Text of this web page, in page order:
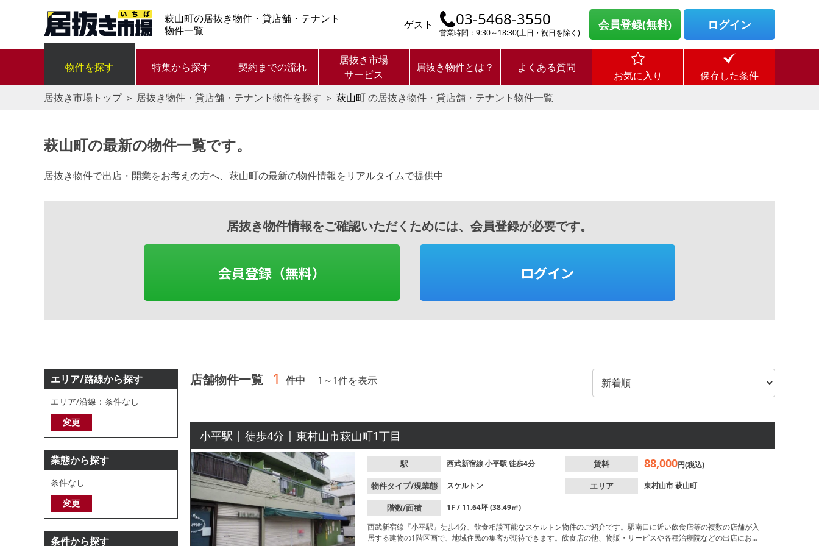
萩山町の居抜き物件・貸店舗・テナント
物件一覧
ゲスト 03-5468-3550
営業時間：9:30～18:30(土日・祝日を除く)
会員登録(無料) ログイン
物件を探す 特集から探す 契約までの流れ
居抜き市場
サービス
居抜き物件とは？ よくある質問
お気に入り
保存した条件
居抜き市場トップ＞ 居抜き物件・貸店舗・テナント物件を探す ＞ 萩山町の居抜き物件・貸店舗・テナント物件一覧
萩山町の最新の物件一覧です。
居抜き物件で出店・開業をお考えの方へ、萩山町の最新の物件情報をリアルタイムで提供中
居抜き物件情報をご確認いただくためには、会員登録が必要です。
会員登録（無料） ログイン
エリア/路線から探す
エリア/沿線：条件なし
変更
業態から探す
条件なし
変更
条件から探す
店舗物件一覧 1 件中 1 ～1件を表示
小平駅 | 徒歩4分 | 東村山市萩山町1丁目
駅 西武新宿線小平駅徒歩4分 賃料 88,000円(税込)
物件タイプ/現業態 スケルトン エリア 東村山市萩山町
階数/面積
1F / 11.64坪 (38.49㎡)
西武新宿線『小平駅』徒歩4分、飲食相談可能なスケルトン物件のご紹介です。駅南口に近い飲食店等の複数の店舗が入
居する建物の1階区画で、地域住民の集客が期待できます。飲食店の他、物販・サービスや各種治療院などの出店におす